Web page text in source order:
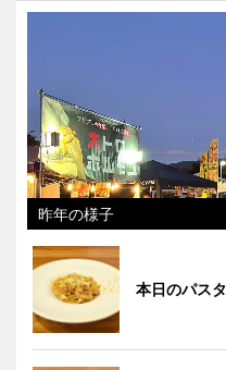
昨年の様子
本日のパスタ